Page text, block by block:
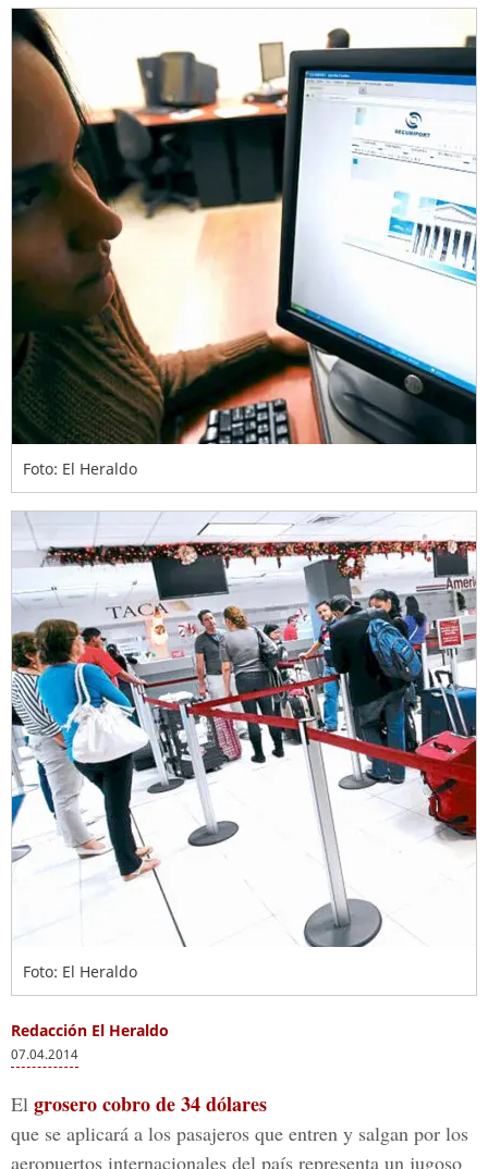
Foto: El Heraldo
Foto: El Heraldo
Redacción El Heraldo
07.04.2014
El grosero cobro de 34 dólares
que se aplicará a los pasajeros que entren y salgan por los
aeropuertos internacionales del país representa un jugoso